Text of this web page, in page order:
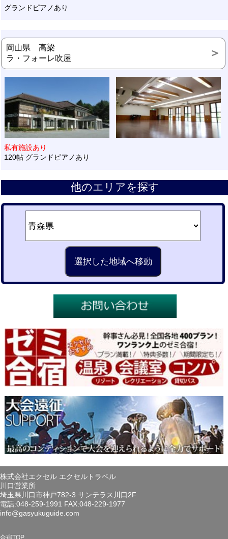
グランドピアノあり
岡山県 高梁
ラ・フォーレ吹屋
私有施設あり
120帖 グランドピアノあり
他のエリアを探す
株式会社エクセル エクセルトラベル
川口営業所
埼玉県川口市神戸782-3 サンテラス川口2F
電話:048-259-1991 FAX:048-229-1977
info@gasyukuguide.com
合宿TOP